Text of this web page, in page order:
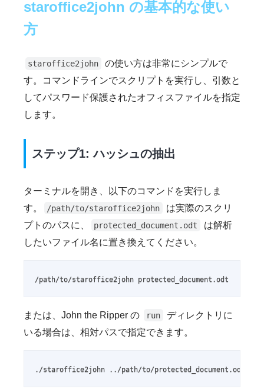
staroffice2john の基本的な使い
方
staroffice2john
の使い方は非常にシンプルで
す。コマンドラインでスクリプトを実行し、引数と
してパスワード保護されたオフィスファイルを指定
します。
ステップ1: ハッシュの抽出
ターミナルを開き、以下のコマンドを実行しま
す。
/path/to/staroffice2john
は実際のスクリ
プトのパスに、
protected_document.odt
は解析
したいファイル名に置き換えてください。
/path/to/staroffice2john protected_document.odt
または、John the Ripper の run
ディレクトリに
いる場合は、相対パスで指定できます。
./staroffice2john ../path/to/protected_document.odt